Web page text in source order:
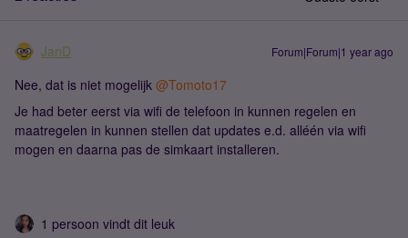
JanD Forum|Forum|1 year ago
Nee, dat is niet mogelijk ​ @Tomoto17
Je had beter eerst via wifi de telefoon in kunnen regelen en
maatregelen in kunnen stellen dat updates e.d. alléén via wifi
mogen en daarna pas de simkaart installeren.
1 persoon vindt dit leuk